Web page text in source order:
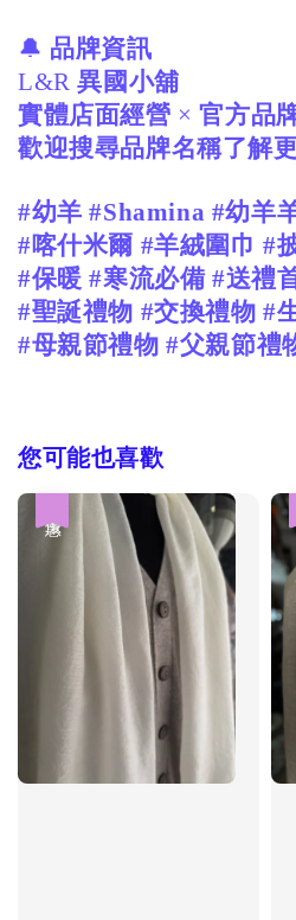
🔔 品牌資訊
L&R異國小舖
實體店面經營 ×官方品
歡迎搜尋品牌名稱了解
#幼羊 #Shamina #幼羊
#喀什米爾 #羊絨圍巾 #
#保暖 #寒流必備 #送禮
#聖誕禮物 #交換禮物 #
#母親節禮物 #父親節禮
您可能也喜歡